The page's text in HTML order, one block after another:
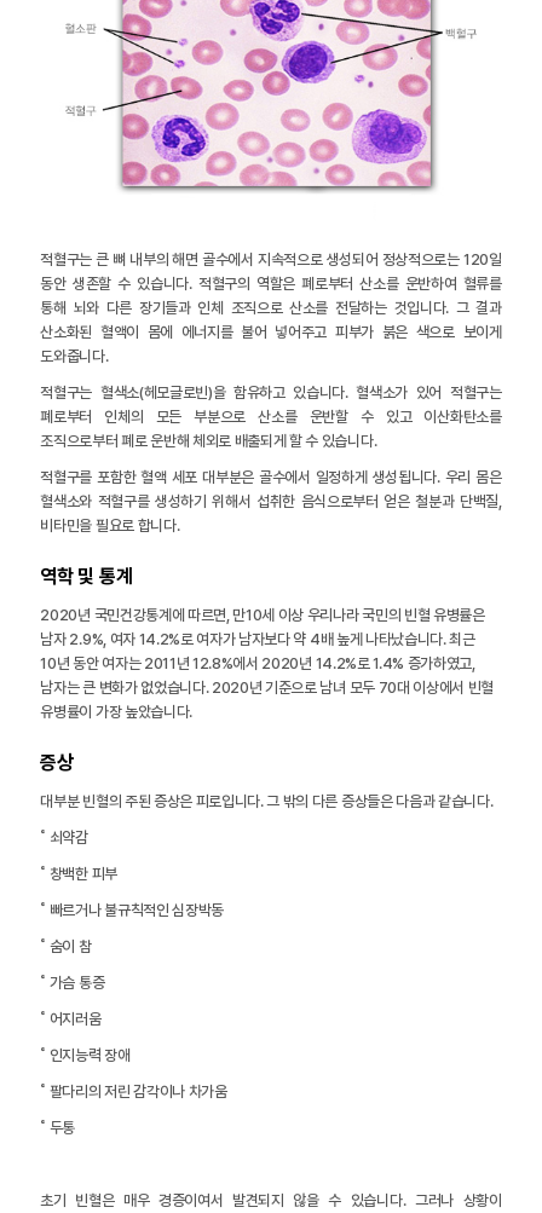
적혈구는 큰 뼈 내부의 해면 골수에서 지속적으로 생성되어 정상적으로는 120일
동안 생존할 수 있습니다. 적혈구의 역할은 폐로부터 산소를 운반하여 혈류를
통해 뇌와 다른 장기들과 인체 조직으로 산소를 전달하는 것입니다. 그 결과
산소화된 혈액이 몸에 에너지를 불어 넣어주고 피부가 붉은 색으로 보이게
도와줍니다.
적혈구는 혈색소(헤모글로빈)을 함유하고 있습니다. 혈색소가 있어 적혈구는
폐로부터 인체의 모든 부분으로 산소를 운반할 수 있고 이산화탄소를
조직으로부터 폐로 운반해 체외로 배출되게 할 수 있습니다.
적혈구를 포함한 혈액 세포 대부분은 골수에서 일정하게 생성됩니다. 우리 몸은
혈색소와 적혈구를 생성하기 위해서 섭취한 음식으로부터 얻은 철분과 단백질,
비타민을 필요로 합니다.
역학 및 통계
2020년 국민건강통계에 따르면, 만10세 이상 우리나라 국민의 빈혈 유병률은
남자 2.9%, 여자 14.2%로 여자가 남자보다 약 4배 높게 나타났습니다. 최근
10년 동안 여자는 2011년 12.8%에서 2020년 14.2%로 1.4% 증가하였고,
남자는 큰 변화가 없었습니다. 2020년 기준으로 남녀 모두 70대 이상에서 빈혈
유병률이 가장 높았습니다.
증상
대부분 빈혈의 주된 증상은 피로입니다. 그 밖의 다른 증상들은 다음과 같습니다.
˚ 쇠약감
˚ 창백한 피부
˚ 빠르거나 불규칙적인 심장박동
˚ 숨이 참
˚ 가슴 통증
˚ 어지러움
˚ 인지능력 장애
˚ 팔다리의 저린 감각이나 차가움
˚ 두통
초기 빈혈은 매우 경증이여서 발견되지 않을 수 있습니다. 그러나 상황이